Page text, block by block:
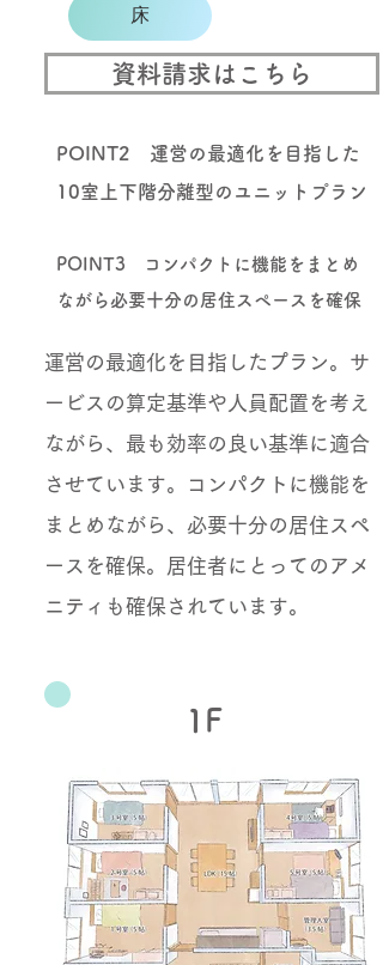
床
資料請求はこちら
POINT2 運営の最適化を目指した
10室上下階分離型のユニットプラン
POINT3 コンパクトに機能をまとめ
ながら必要十分の居住スペースを確保
運営の最適化を目指したプラン。サ
ービスの算定基準や人員配置を考え
ながら、最も効率の良い基準に適合
させています。コンパクトに機能を
まとめながら、必要十分の居住スペ
ースを確保。居住者にとってのアメ
ニティも確保されています。
1F